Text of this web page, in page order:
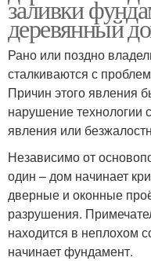
заливки
деревянный
Рано или поздно
сталкиваются с
Причин этого явления
нарушение технологии
явления или
Независимо от
один – дом начинает
дверные и оконные
разрушения.
находится в неплохом
начинает фундамент.